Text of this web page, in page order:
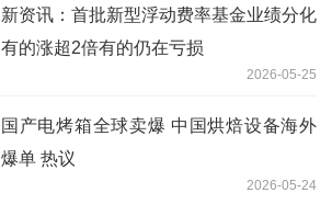
新资讯：首批新型浮动费率基金业绩分化
有的涨超2倍有的仍在亏损
2026-05-25
国产电烤箱全球卖爆 中国烘焙设备海外
爆单 热议
2026-05-24